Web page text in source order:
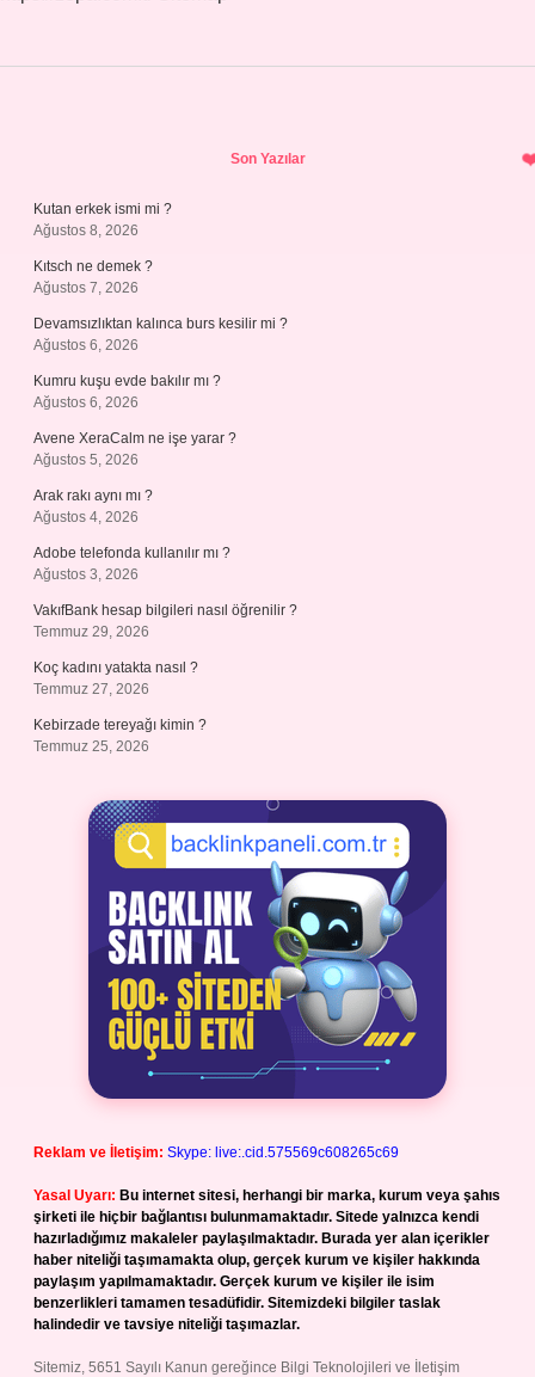
Son Yazılar
Kutan erkek ismi mi ?
Ağustos 8, 2026
Kıtsch ne demek ?
Ağustos 7, 2026
Devamsızlıktan kalınca burs kesilir mi ?
Ağustos 6, 2026
Kumru kuşu evde bakılır mı ?
Ağustos 6, 2026
Avene XeraCalm ne işe yarar ?
Ağustos 5, 2026
Arak rakı aynı mı ?
Ağustos 4, 2026
Adobe telefonda kullanılır mı ?
Ağustos 3, 2026
VakıfBank hesap bilgileri nasıl öğrenilir ?
Temmuz 29, 2026
Koç kadını yatakta nasıl ?
Temmuz 27, 2026
Kebirzade tereyağı kimin ?
Temmuz 25, 2026
Reklam ve İletişim: Skype: live:.cid.575569c608265c69
Yasal Uyarı: Bu internet sitesi, herhangi bir marka, kurum veya şahıs
şirketi ile hiçbir bağlantısı bulunmamaktadır. Sitede yalnızca kendi
hazırladığımız makaleler paylaşılmaktadır. Burada yer alan içerikler
haber niteliği taşımamakta olup, gerçek kurum ve kişiler hakkında
paylaşım yapılmamaktadır. Gerçek kurum ve kişiler ile isim
benzerlikleri tamamen tesadüfidir. Sitemizdeki bilgiler taslak
halindedir ve tavsiye niteliği taşımazlar.
Sitemiz, 5651 Sayılı Kanun gereğince Bilgi Teknolojileri ve İletişim